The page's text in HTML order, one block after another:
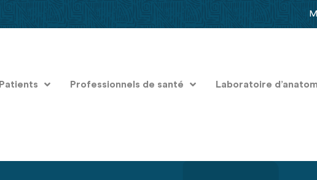
Patients Professionnels de santé Laboratoire